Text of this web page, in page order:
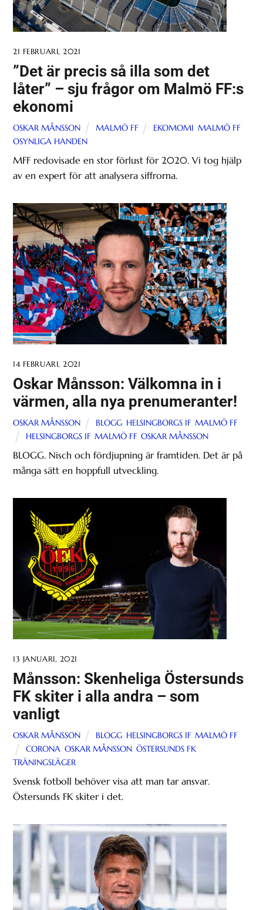
21 FEBRUARI, 2021
”Det är precis så illa som det
låter” – sju frågor om Malmö FF:s
ekonomi
OSKAR MÅNSSON MALMÖ FF EKOMOMI,MALMÖ FF,
OSYNLIGA HANDEN
MFF redovisade en stor förlust för 2020. Vi tog hjälp
av en expert för att analysera siffrorna.
14 FEBRUARI, 2021
Oskar Månsson: Välkomna in i
värmen, alla nya prenumeranter!
OSKAR MÅNSSON BLOGG, HELSINGBORGS IF, MALMÖ FF
HELSINGBORGS IF, MALMÖ FF, OSKAR MÅNSSON
BLOGG. Nisch och fördjupning är framtiden. Det är på
många sätt en hoppfull utveckling.
13 JANUARI, 2021
Månsson: Skenheliga Östersunds
FK skiter i alla andra – som
vanligt
OSKAR MÅNSSON BLOGG, HELSINGBORGS IF, MALMÖ FF
CORONA, OSKAR MÅNSSON, ÖSTERSUNDS FK,
TRÄNINGSLÄGER
Svensk fotboll behöver visa att man tar ansvar.
Östersunds FK skiter i det.